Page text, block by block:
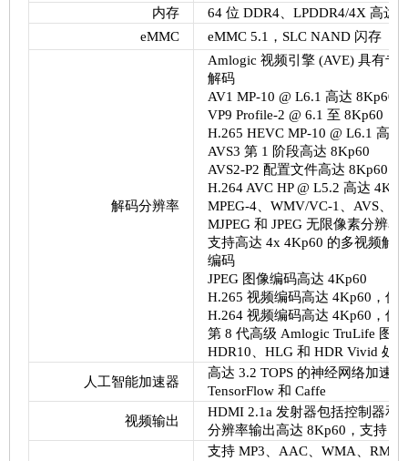
内存
64 位 DDR4、LPDDR4/4X 高达
eMMC
eMMC 5.1，SLC NAND 闪存
解码分辨率
Amlogic 视频引擎 (AVE) 具有专
解码
AV1 MP-10 @ L6.1 高达 8Kp60
VP9 Profile-2 @ 6.1 至 8Kp60
H.265 HEVC MP-10 @ L6.1 高达
AVS3 第 1 阶段高达 8Kp60
AVS2-P2 配置文件高达 8Kp60
H.264 AVC HP @ L5.2 高达
MPEG-4、WMV/VC-1、AVS、
MJPEG 和 JPEG 无限像素分辨率
支持高达 4x 4Kp60 的多视频解
编码
JPEG 图像编码高达 4Kp60
H.265 视频编码高达 4Kp60，低
H.264 视频编码高达 4Kp60，低
第 8 代高级 Amlogic TruLife 图
HDR10、HLG 和 HDR Vivid 处理
人工智能加速器
高达 3.2 TOPS 的神经网络加速
TensorFlow 和 Caffe
视频输出
HDMI 2.1a 发射器包括控制器和
分辨率输出高达 8Kp60，支持
支持 MP3、AAC、WMA、RM、